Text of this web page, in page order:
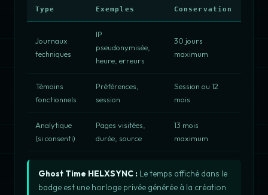
Type Exemples Conservation
Journaux
techniques
IP
pseudonymisée,
heure, erreurs
30 jours
maximum
Témoins
fonctionnels
Préférences,
session
Session ou 12
mois
Analytique
(si consenti)
Pages visitées,
durée, source
13 mois
maximum
Ghost Time HELXSYNC : Le temps affiché dans le
badge est une horloge privée générée à la création